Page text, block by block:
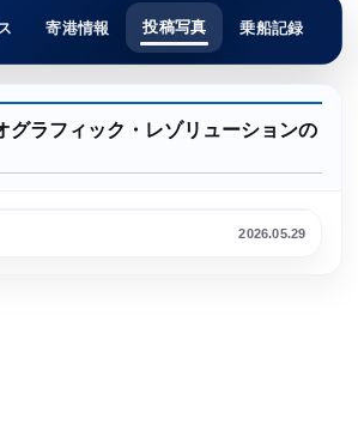
寄港情報 投稿写真 乗船記録
グラフィック・レゾリューションの
2026.05.29